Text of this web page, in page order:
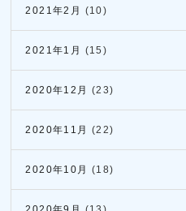
2021年2月 (10)
2021年1月 (15)
2020年12月 (23)
2020年11月 (22)
2020年10月 (18)